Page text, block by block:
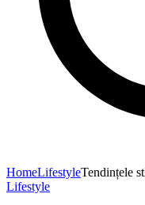
HomeLifestyleTendințele
Lifestyle